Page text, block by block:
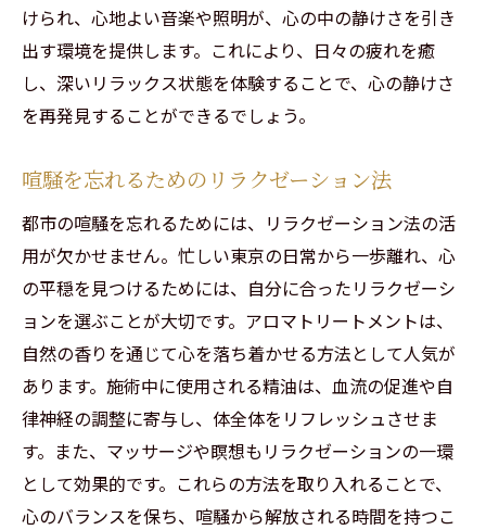
けられ、心地よい音楽や照明が、心の中の静けさを引き
出す環境を提供します。これにより、日々の疲れを癒
し、深いリラックス状態を体験することで、心の静けさ
を再発見することができるでしょう。
喧騒を忘れるためのリラクゼーション法
都市の喧騒を忘れるためには、リラクゼーション法の活
用が欠かせません。忙しい東京の日常から一歩離れ、心
の平穏を見つけるためには、自分に合ったリラクゼーシ
ョンを選ぶことが大切です。アロマトリートメントは、
自然の香りを通じて心を落ち着かせる方法として人気が
あります。施術中に使用される精油は、血流の促進や自
律神経の調整に寄与し、体全体をリフレッシュさせま
す。また、マッサージや瞑想もリラクゼーションの一環
として効果的です。これらの方法を取り入れることで、
心のバランスを保ち、喧騒から解放される時間を持つこ